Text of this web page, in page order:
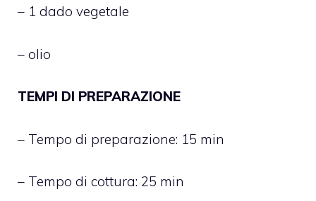
– 1 dado vegetale
– olio
TEMPI DI PREPARAZIONE
– Tempo di preparazione: 15 min
– Tempo di cottura: 25 min